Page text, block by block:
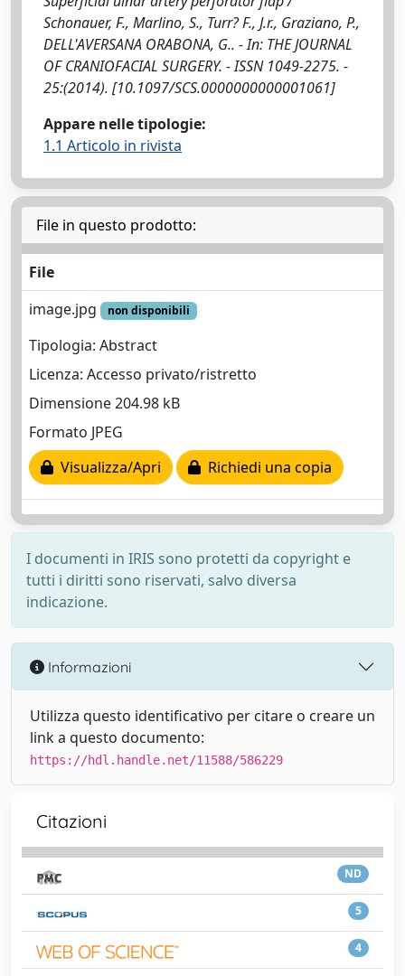
Schonauer, F., Marlino, S., Turr? F., J.r., Graziano, P.,
DELL'AVERSANA ORABONA, G.. - In: THE JOURNAL
OF CRANIOFACIAL SURGERY. - ISSN 1049-2275. -
25:(2014). [10.1097/SCS.0000000000001061]
Appare nelle tipologie:
1.1 Articolo in rivista
File in questo prodotto:
File
image.jpg
non disponibili
Tipologia: Abstract
Licenza: Accesso privato/ristretto
Dimensione 204.98 kB
Formato JPEG
Visualizza/Apri
Richiedi una copia
I documenti in IRIS sono protetti da copyright e
tutti i diritti sono riservati, salvo diversa
indicazione.
Informazioni
Utilizza questo identificativo per citare o creare un
link a questo documento:
https://hdl.handle.net/11588/586229
Citazioni
ND
5
4